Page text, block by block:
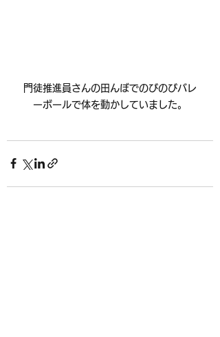
門徒推進員さんの田んぼでのびのびバレ
ーボールで体を動かしていました。